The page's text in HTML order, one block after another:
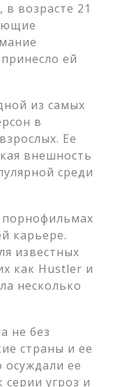
возрасте 21
ей
из самых
в
Ее
внешность
среди
порнофильмах
карьере.
известных
как Hustler и
несколько
не без
страны и ее
ее
угроз и